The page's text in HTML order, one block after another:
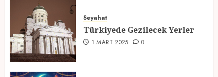
4
1 MART 2025
Seyahat
Türkiyede Gezilecek Yerler
1 MART 2025 0